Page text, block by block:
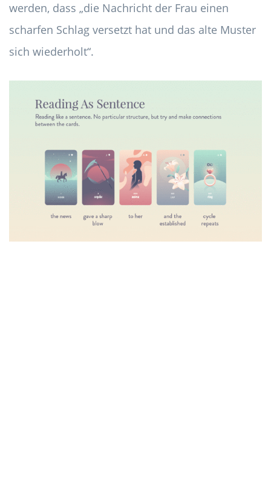
werden, dass „die Nachricht der Frau einen
scharfen Schlag versetzt hat und das alte Muster
sich wiederholt“.